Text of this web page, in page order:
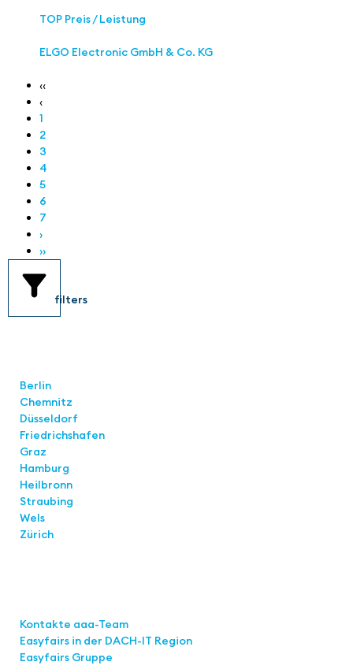
TOP Preis / Leistung
ELGO Electronic GmbH & Co. KG
‹‹
‹
1
2
3
4
5
6
7
›
››
filters
Berlin
Chemnitz
Düsseldorf
Friedrichshafen
Graz
Hamburg
Heilbronn
Straubing
Wels
Zürich
Kontakte aaa-Team
Easyfairs in der DACH-IT Region
Easyfairs Gruppe